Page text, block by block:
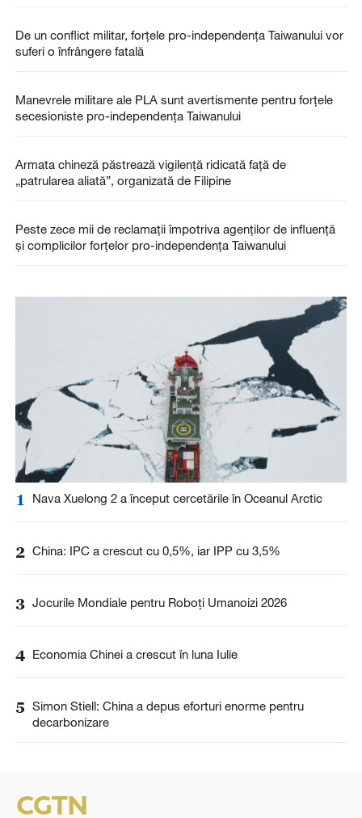
De un conflict militar, forțele pro-independența Taiwanului vor
suferi o înfrângere fatală
Manevrele militare ale PLA sunt avertismente pentru forțele
secesioniste pro-independența Taiwanului
Armata chineză păstrează vigilență ridicată față de
„patrularea aliată”, organizată de Filipine
Peste zece mii de reclamații împotriva agenților de influență
și complicilor forțelor pro-independența Taiwanului
1 Nava Xuelong 2 a început cercetările în Oceanul Arctic
2 China: IPC a crescut cu 0,5%, iar IPP cu 3,5%
3 Jocurile Mondiale pentru Roboți Umanoizi 2026
4 Economia Chinei a crescut în luna Iulie
5 Simon Stiell: China a depus eforturi enorme pentru
decarbonizare